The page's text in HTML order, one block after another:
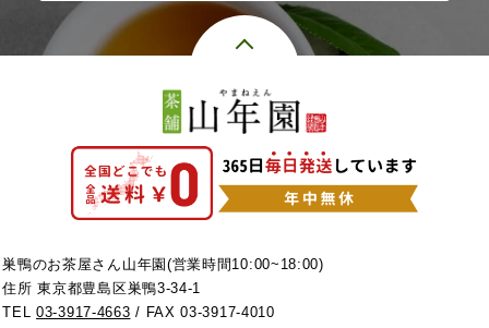
巣鴨のお茶屋さん山年園(営業時間10:00~18:00)
住所 東京都豊島区巣鴨3-34-1
TEL03-3917-4663 / FAX 03-3917-4010